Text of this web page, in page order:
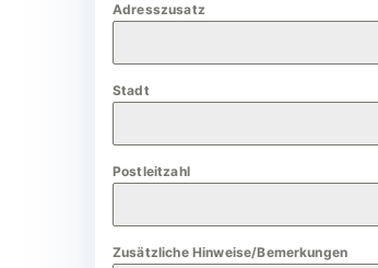
a
+
9
Adresszusatz
Stadt
Postleitzahl
Zusätzliche Hinweise/Bemerkungen